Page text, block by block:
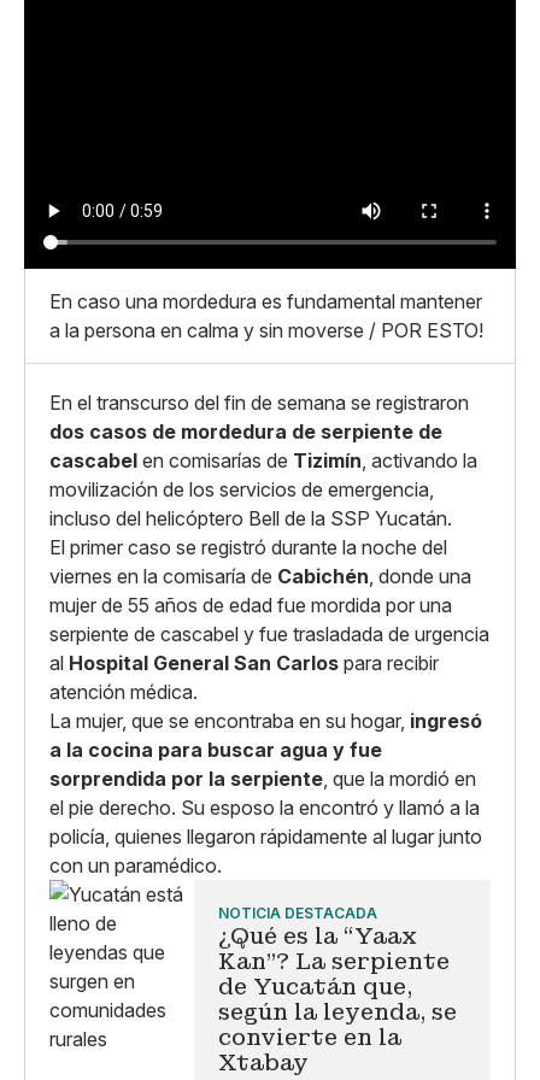
En caso una mordedura es fundamental mantener
a la persona en calma y sin moverse / POR ESTO!
En el transcurso del fin de semana se registraron
dos casos de mordedura de serpiente de
cascabel en comisarías de Tizimín , activando la
movilización de los servicios de emergencia,
incluso del helicóptero Bell de la SSP Yucatán.
El primer caso se registró durante la noche del
viernes en la comisaría de Cabichén , donde una
mujer de 55 años de edad fue mordida por una
serpiente de cascabel y fue trasladada de urgencia
al Hospital General San Carlos para recibir
atención médica.
La mujer, que se encontraba en su hogar, ingresó
a la cocina para buscar agua y fue
sorprendida por la serpiente , que la mordió en
el pie derecho. Su esposo la encontró y llamó a la
policía, quienes llegaron rápidamente al lugar junto
con un paramédico.
NOTICIA DESTACADA
¿Qué es la “Yaax
Kan”? La serpiente
de Yucatán que,
según la leyenda, se
convierte en la
Xtabay